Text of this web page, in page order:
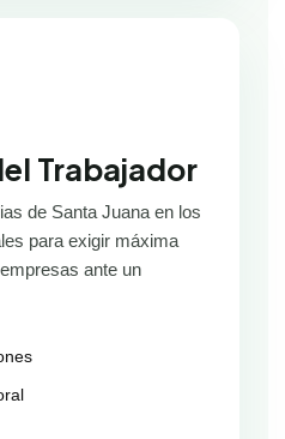
Trabajador
de Santa Juana en los
para exigir máxima
ante un